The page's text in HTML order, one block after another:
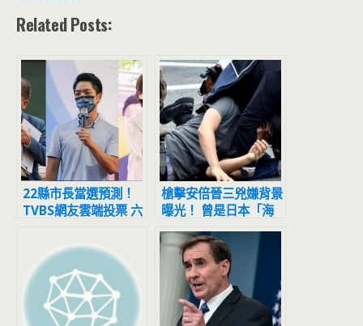
Related Posts:
22縣市長當選預測！
TVBS網友雲端投票 六
槍擊安倍晉三兇嫌背景
曝光！ 曾是日本「海
上自衛隊員」